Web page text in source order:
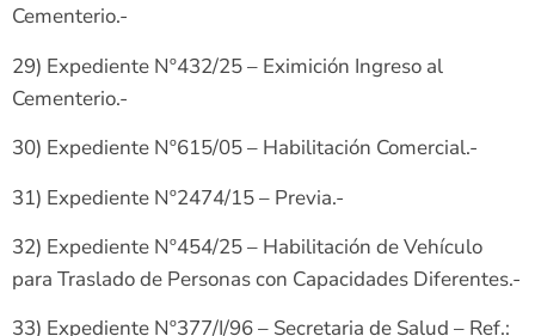
Cementerio.-
29) Expediente Nº432/25 – Eximición Ingreso al
Cementerio.-
30) Expediente Nº615/05 – Habilitación Comercial.-
31) Expediente Nº2474/15 – Previa.-
32) Expediente Nº454/25 – Habilitación de Vehículo
para Traslado de Personas con Capacidades Diferentes.-
33) Expediente Nº377/I/96 – Secretaria de Salud – Ref.: